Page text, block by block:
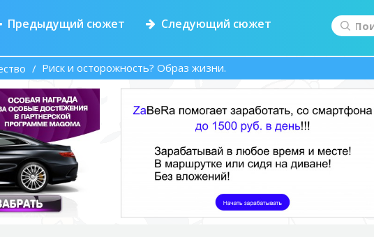
Предыдущий сюжет Следующий сюжет
Риск и осторожность? Образ жизни.